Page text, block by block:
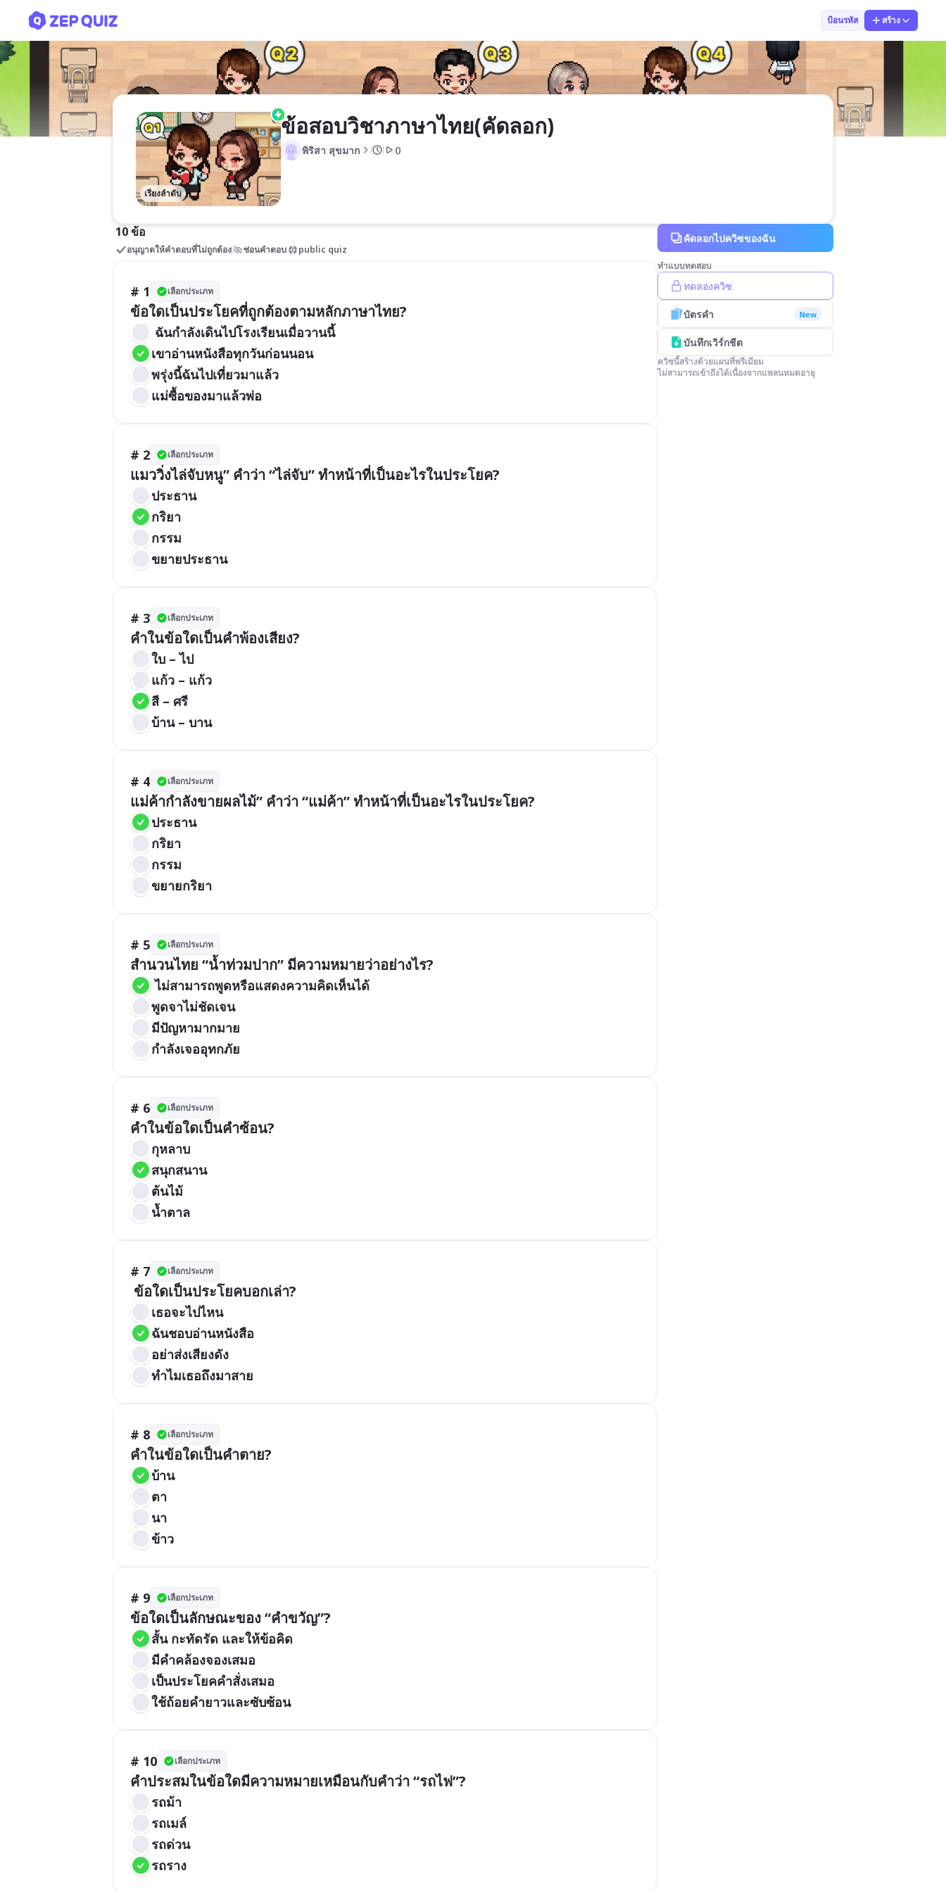
ป้อนรหัส สร้าง
เรียงลำดับ
ข้อสอบวิชาภาษาไทย(คัดลอก)
พิริสา สุขมาก 0
10 ข้อ
อนุญาตให้คำตอบที่ไม่ถูกต้อง ซ่อนคำตอบ public quiz
# 1 เลือกประเภท
ข้อใดเป็นประโยคที่ถูกต้องตามหลักภาษาไทย?
ฉันกำลังเดินไปโรงเรียนเมื่อวานนี้
เขาอ่านหนังสือทุกวันก่อนนอน
พรุ่งนี้ฉันไปเที่ยวมาแล้ว
แม่ซื้อของมาแล้วพ่อ
# 2 เลือกประเภท
แมววิ่งไล่จับหนู” คำว่า “ไล่จับ” ทำหน้าที่เป็นอะไรในประโยค?
ประธาน
กริยา
กรรม
ขยายประธาน
# 3 เลือกประเภท
คำในข้อใดเป็นคำพ้องเสียง?
ใบ – ไป
แก้ว – แก้ว
สี – ศรี
บ้าน – บาน
# 4 เลือกประเภท
แม่ค้ากำลังขายผลไม้” คำว่า “แม่ค้า” ทำหน้าที่เป็นอะไรในประโยค?
ประธาน
กริยา
กรรม
ขยายกริยา
# 5 เลือกประเภท
สำนวนไทย “น้ำท่วมปาก” มีความหมายว่าอย่างไร?
ไม่สามารถพูดหรือแสดงความคิดเห็นได้
พูดจาไม่ชัดเจน
มีปัญหามากมาย
กำลังเจออุทกภัย
# 6 เลือกประเภท
คำในข้อใดเป็นคำซ้อน?
กุหลาบ
สนุกสนาน
ต้นไม้
น้ำตาล
# 7 เลือกประเภท
ข้อใดเป็นประโยคบอกเล่า?
เธอจะไปไหน
ฉันชอบอ่านหนังสือ
อย่าส่งเสียงดัง
ทำไมเธอถึงมาสาย
# 8 เลือกประเภท
คำในข้อใดเป็นคำตาย?
บ้าน
ตา
นา
ข้าว
# 9 เลือกประเภท
ข้อใดเป็นลักษณะของ “คำขวัญ”?
สั้น กะทัดรัด และให้ข้อคิด
มีคำคล้องจองเสมอ
เป็นประโยคคำสั่งเสมอ
ใช้ถ้อยคำยาวและซับซ้อน
# 10 เลือกประเภท
คำประสมในข้อใดมีความหมายเหมือนกับคำว่า “รถไฟ”?
รถม้า
รถเมล์
รถด่วน
รถราง
คัดลอกไปควิซของฉัน
ทำแบบทดสอบ
ทดลองควิซ
บัตรคำ New
บันทึกเวิร์กชีต
ควิซนี้สร้างด้วยแผนที่พรีเมียม
ไม่สามารถเข้าถึงได้เนื่องจากแพลนหมดอายุ